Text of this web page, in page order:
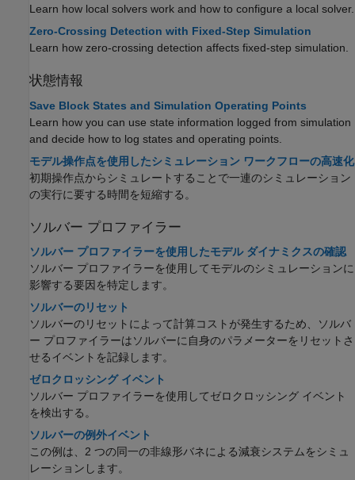
Learn how local solvers work and how to configure a local solver.
Zero-Crossing Detection with Fixed-Step Simulation
Learn how zero-crossing detection affects fixed-step simulation.
状態情報
Save Block States and Simulation Operating Points
Learn how you can use state information logged from simulation
and decide how to log states and operating points.
モデル操作点を使用したシミュレーション ワークフローの高速化
初期操作点からシミュレートすることで一連のシミュレーション
の実行に要する時間を短縮する。
ソルバー プロファイラー
ソルバー プロファイラーを使用したモデル ダイナミクスの確認
ソルバー プロファイラーを使用してモデルのシミュレーションに
影響する要因を特定します。
ソルバーのリセット
ソルバーのリセットによって計算コストが発生するため、ソルバ
ー プロファイラーはソルバーに自身のパラメーターをリセットさ
せるイベントを記録します。
ゼロクロッシング イベント
ソルバー プロファイラーを使用してゼロクロッシング イベント
を検出する。
ソルバーの例外イベント
この例は、2 つの同一の非線形バネによる減衰システムをシミュ
レーションします。